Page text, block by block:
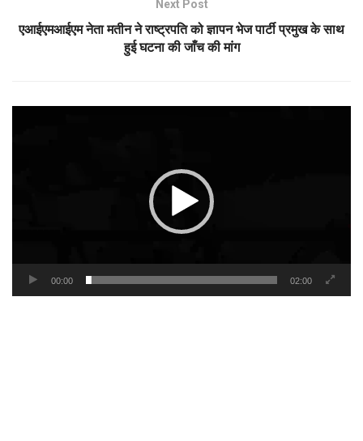
Next Post
एआईएमआईएम नेता मतीन ने राष्ट्रपति को ज्ञापन भेज पार्टी प्रमुख के साथ
हुई घटना की जाँच की मांग
00:00 02:00